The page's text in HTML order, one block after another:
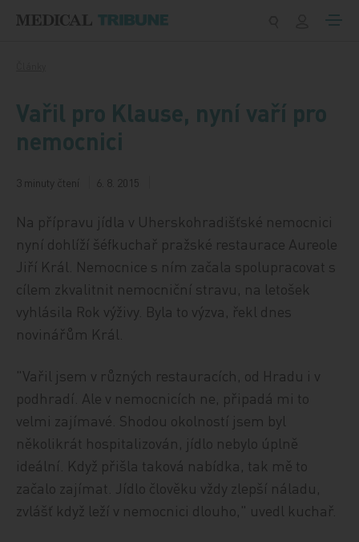
Vařil pro Klause, nyní vaří pro
nemocnici
3 minuty čtení 6. 8. 2015
Na přípravu jídla v Uherskohradišťské nemocnici
nyní dohlíží šéfkuchař pražské restaurace Aureole
Jiří Král. Nemocnice s ním začala spolupracovat s
cílem zkvalitnit nemocniční stravu, na letošek
vyhlásila Rok výživy. Byla to výzva, řekl dnes
novinářům Král.
"Vařil jsem v různých restauracích, od Hradu i v
podhradí. Ale v nemocnicích ne, připadá mi to
velmi zajímavé. Shodou okolností jsem byl
několikrát hospitalizován, jídlo nebylo úplně
ideální. Když přišla taková nabídka, tak mě to
začalo zajímat. Jídlo člověku vždy zlepší náladu,
zvlášť když leží v nemocnici dlouho," uvedl kuchař.